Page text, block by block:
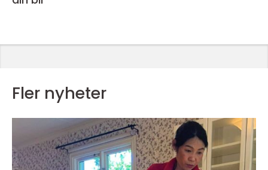
Fler nyheter